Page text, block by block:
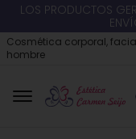
LOS PRODUCTOS
Cosmética corporal,
hombre